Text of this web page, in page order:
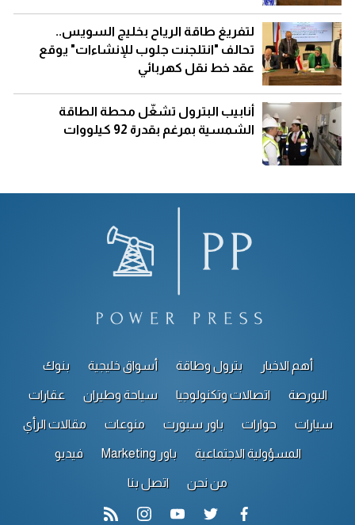
لتفريغ طاقة الرياح بخليج السويس..
تحالف "انتلجنت جلوب للإنشاءات" يوقع
عقد خط نقل كهربائي
أنابيب البترول تشغّل محطة الطاقة
الشمسية بمرغم بقدرة 92 كيلووات
أهم الاخبار بترول وطاقة أسواق خليجية بنوك
البورصة اتصالات وتكنولوجيا سياحة وطيران عقارات
سيارات حوارات باور سبورت منوعات مقالات الرأي
المسؤولية الاجتماعية باور Marketing فيديو
من نحن اتصل بنا
facebook
twitter
youtube
instagram
rss feed